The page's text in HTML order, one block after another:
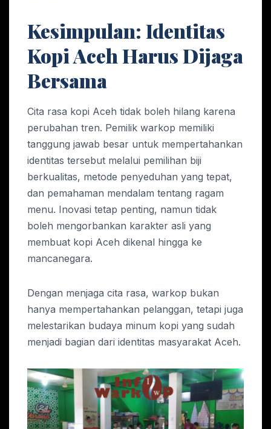
Kesimpulan: Identitas
Kopi Aceh Harus Dijaga
Bersama
Cita rasa kopi Aceh tidak boleh hilang karena
perubahan tren. Pemilik warkop memiliki
tanggung jawab besar untuk mempertahankan
identitas tersebut melalui pemilihan biji
berkualitas, metode penyeduhan yang tepat,
dan pemahaman mendalam tentang ragam
menu. Inovasi tetap penting, namun tidak
boleh mengorbankan karakter asli yang
membuat kopi Aceh dikenal hingga ke
mancanegara.
Dengan menjaga cita rasa, warkop bukan
hanya mempertahankan pelanggan, tetapi juga
melestarikan budaya minum kopi yang sudah
menjadi bagian dari identitas masyarakat Aceh.